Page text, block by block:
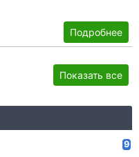
9
Подробнее
Показать все